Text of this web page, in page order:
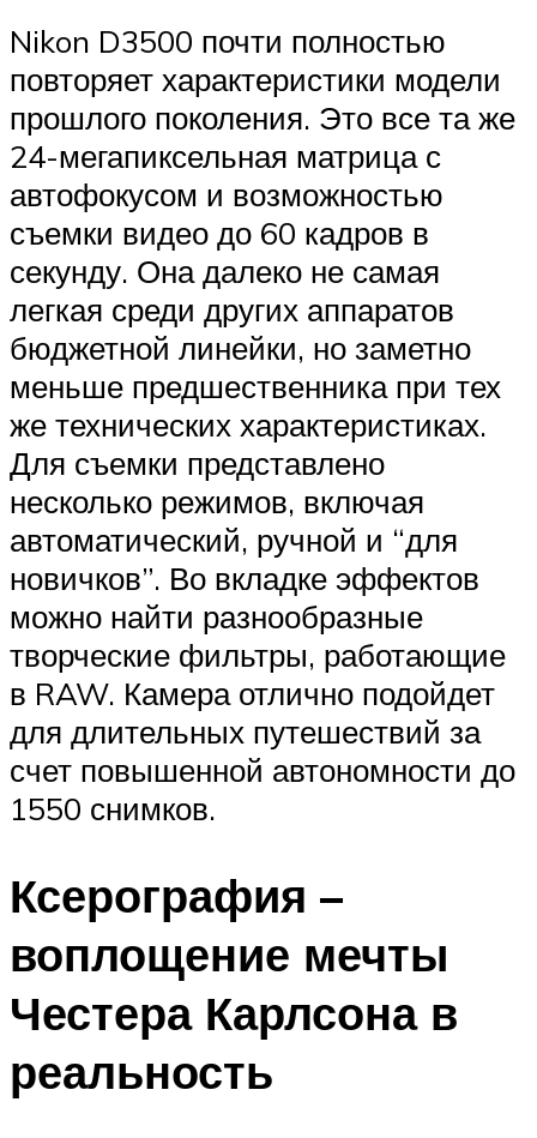
Nikon D3500 почти полностью
повторяет характеристики модели
прошлого поколения. Это все та же
24-мегапиксельная матрица с
автофокусом и возможностью
съемки видео до 60 кадров в
секунду. Она далеко не самая
легкая среди других аппаратов
бюджетной линейки, но заметно
меньше предшественника при тех
же технических характеристиках.
Для съемки представлено
несколько режимов, включая
автоматический, ручной и “для
новичков”. Во вкладке эффектов
можно найти разнообразные
творческие фильтры, работающие
в RAW. Камера отлично подойдет
для длительных путешествий за
счет повышенной автономности до
1550 снимков.
Ксерография –
воплощение мечты
Честера Карлсона в
реальность